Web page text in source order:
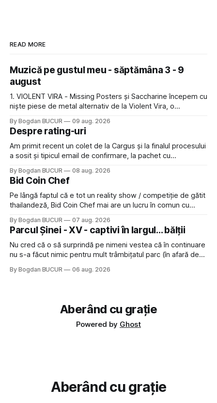
READ MORE
Muzică pe gustul meu - săptămâna 3 - 9
august
1. VIOLENT VIRA - Missing Posters și Saccharine începem cu
niște piese de metal alternativ de la Violent Vira, o
acest gen. E genul de muzică pe care îl ascultam cu plăcere
acum 15-20 de ani și mă bucur să văd
By Bogdan BUCUR 09 aug. 2026
Despre rating-uri
Am primit recent un colet de la Cargus și la finalul procesului
a sosit și tipicul email de confirmare, la pachet cu
feedback-ului și eram în toate bune, de data asta am dat
click să le las un rating. Un 5
By Bogdan BUCUR 08 aug. 2026
Bid Coin Chef
Pe lângă faptul că e tot un reality show / competiție de gătit
thailandeză, Bid Coin Chef mai are un lucru în comun cu
lăsat rece la prima vedere, după care m-a făcut să mă
îndrăgostesc de el. Nu mi-a plăcut faptul
By Bogdan BUCUR 07 aug. 2026
Parcul Șinei - XV - captivi în largul... bălții
Nu cred că o să surprindă pe nimeni vestea că în continuare
nu s-a făcut nimic pentru mult trâmbițatul parc (în afară de
timp pui și latră prin gard la lumea care trece prin zonă). Am
By Bogdan BUCUR 06 aug. 2026
Aberând cu grație
Powered by Ghost
Aberând cu grație